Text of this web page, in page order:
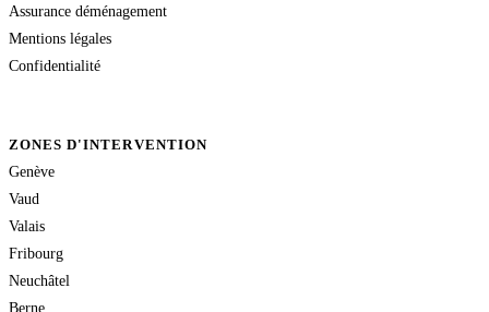
Assurance déménagement
Mentions légales
Confidentialité
ZONES D'INTERVENTION
Genève
Vaud
Valais
Fribourg
Neuchâtel
Berne